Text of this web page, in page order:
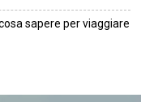
sapere per viaggiare